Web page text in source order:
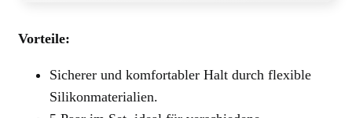
Vorteile:
Sicherer und komfortabler Halt durch flexible
Silikonmaterialien.